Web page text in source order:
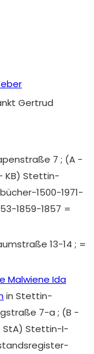
Gertrud
7 ; (A -
KB) Stettin-
1500-1971-
1859-1857 =
13-14 ; =
Malwiene Ida
in Stettin-
7-a ; (B -
StA) Stettin-I-